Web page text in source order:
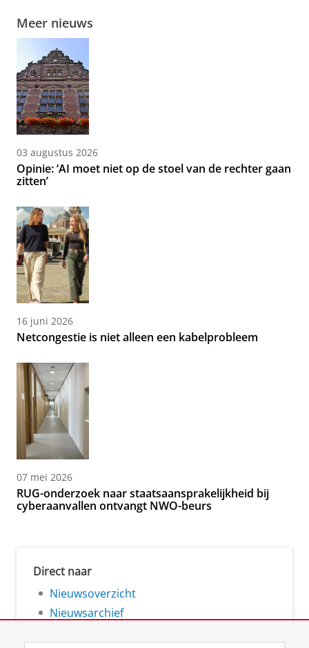
Meer nieuws
03 augustus 2026
Opinie: ‘AI moet niet op de stoel van de rechter gaan
zitten’
16 juni 2026
Netcongestie is niet alleen een kabelprobleem
07 mei 2026
RUG-onderzoek naar staatsaansprakelijkheid bij
cyberaanvallen ontvangt NWO-beurs
Direct naar
Nieuwsoverzicht
Nieuwsarchief